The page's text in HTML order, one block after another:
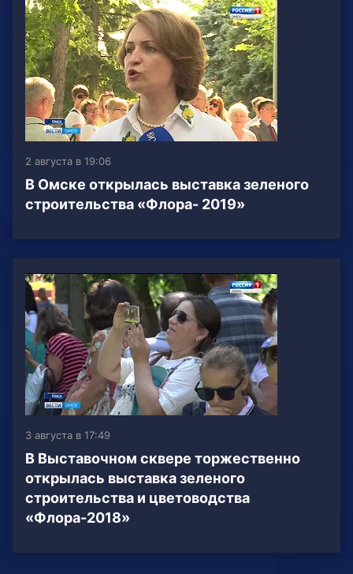
2 августа в 19:06
В Омске открылась выставка зеленого
строительства «Флора- 2019»
3 августа в 17:49
В Выставочном сквере торжественно
открылась выставка зеленого
строительства и цветоводства
«Флора-2018»